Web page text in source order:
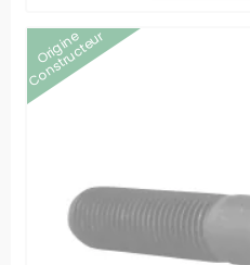
Origine
Constructeur